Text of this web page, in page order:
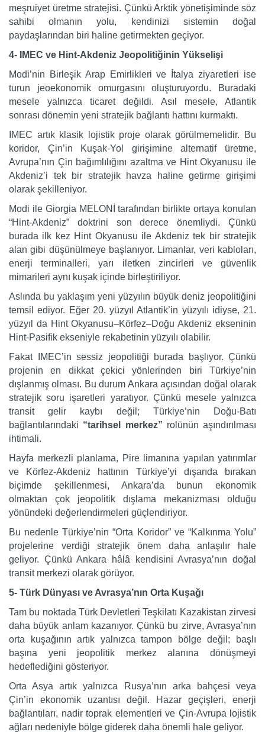
meşruiyet üretme stratejisi. Çünkü Arktik yönetişiminde söz
sahibi olmanın yolu, kendinizi sistemin doğal
paydaşlarından biri haline getirmekten geçiyor.
4- IMEC ve Hint-Akdeniz Jeopolitiğinin Yükselişi
Modi’nin Birleşik Arap Emirlikleri ve İtalya ziyaretleri ise
turun jeoekonomik omurgasını oluşturuyordu. Buradaki
mesele yalnızca ticaret değildi. Asıl mesele, Atlantik
sonrası dönemin yeni stratejik bağlantı hattını kurmaktı.
IMEC artık klasik lojistik proje olarak görülmemelidir. Bu
koridor, Çin’in Kuşak-Yol girişimine alternatif üretme,
Avrupa’nın Çin bağımlılığını azaltma ve Hint Okyanusu ile
Akdeniz’i tek bir stratejik havza haline getirme girişimi
olarak şekilleniyor.
Modi ile Giorgia MELONİ tarafından birlikte ortaya konulan
“Hint-Akdeniz” doktrini son derece önemliydi. Çünkü
burada ilk kez Hint Okyanusu ile Akdeniz tek bir stratejik
alan gibi düşünülmeye başlanıyor. Limanlar, veri kabloları,
enerji terminalleri, yarı iletken zincirleri ve güvenlik
mimarileri aynı kuşak içinde birleştiriliyor.
Aslında bu yaklaşım yeni yüzyılın büyük deniz jeopolitiğini
temsil ediyor. Eğer 20. yüzyıl Atlantik’in yüzyılı idiyse, 21.
yüzyıl da Hint Okyanusu–Körfez–Doğu Akdeniz ekseninin
Hint-Pasifik ekseniyle rekabetinin yüzyılı olabilir.
Fakat IMEC’in sessiz jeopolitiği burada başlıyor. Çünkü
projenin en dikkat çekici yönlerinden biri Türkiye’nin
dışlanmış olması. Bu durum Ankara açısından doğal olarak
stratejik soru işaretleri yaratıyor. Çünkü mesele yalnızca
transit gelir kaybı değil; Türkiye’nin Doğu-Batı
bağlantılarındaki “tarihsel merkez” rolünün aşındırılması
ihtimali.
Hayfa merkezli planlama, Pire limanına yapılan yatırımlar
ve Körfez-Akdeniz hattının Türkiye’yi dışarıda bırakan
biçimde şekillenmesi, Ankara’da bunun ekonomik
olmaktan çok jeopolitik dışlama mekanizması olduğu
yönündeki değerlendirmeleri güçlendiriyor.
Bu nedenle Türkiye’nin “Orta Koridor” ve “Kalkınma Yolu”
projelerine verdiği stratejik önem daha anlaşılır hale
geliyor. Çünkü Ankara hâlâ kendisini Avrasya’nın doğal
transit merkezi olarak görüyor.
5- Türk Dünyası ve Avrasya’nın Orta Kuşağı
Tam bu noktada Türk Devletleri Teşkilatı Kazakistan zirvesi
daha büyük anlam kazanıyor. Çünkü bu zirve, Avrasya’nın
orta kuşağının artık yalnızca tampon bölge değil; başlı
başına yeni jeopolitik merkez alanına dönüşmeyi
hedeflediğini gösteriyor.
Orta Asya artık yalnızca Rusya’nın arka bahçesi veya
Çin’in ekonomik uzantısı değil. Hazar geçişleri, enerji
bağlantıları, nadir toprak elementleri ve Çin-Avrupa lojistik
ağları nedeniyle bölge giderek daha önemli hale geliyor.